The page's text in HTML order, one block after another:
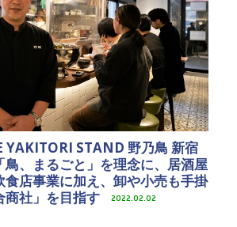
YAKITORI STAND 野乃鳥 新宿
鳥、まるごと」を理念に、居酒屋
食店事業に加え、卸や小売も手掛
商社」を目指す
2022.02.02